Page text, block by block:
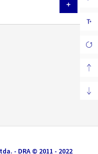
- DRA © 2011 - 2022